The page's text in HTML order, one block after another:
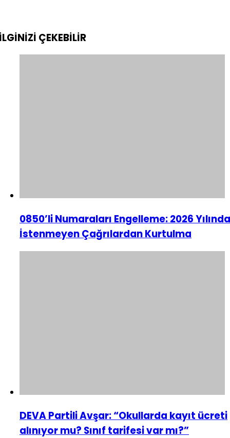
ÇEKEBİLİR
0850’li Numaraları Engelleme: 2026 Yılında
İstenmeyen Çağrılardan Kurtulma
DEVA Partili Avşar: “Okullarda kayıt ücreti
alınıyor mu? Sınıf tarifesi var mı?”